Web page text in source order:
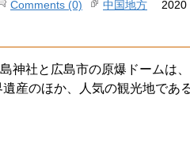
Comments (0) 中国地方 2020
神社と広島市の原爆ドームは
産のほか、人気の観光地であ